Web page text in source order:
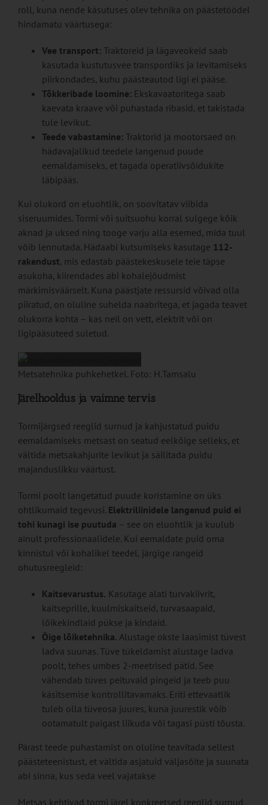
roll, kuna nende käsutuses olev tehnika on päästetöödel
hindamatu väärtusega:
Vee transport:Traktoreid ja lägaveokeid saab
kasutada kustutusvee transpordiks ja levitamiseks
piirkondades, kuhu päästeautod ligi ei pääse.
Tõkkeribade loomine:Ekskavaatoritega saab
kaevata kraave või puhastada ribasid, et takistada
tule levikut.
Teede vabastamine:Traktorid ja mootorsaed on
hädavajalikud teedele langenud puude
eemaldamiseks, et tagada operatiivsõidukite
läbipääs.
Kui olukord on eluohtlik, on soovitatav viibida
siseruumides. Tormi või suitsuohu korral sulgege kõik
aknad ja uksed ning tooge varju alla esemed, mida tuul
võib lennutada. Hädaabi kutsumiseks kasutage 112-
rakendust, mis edastab päästekeskusele teie täpse
asukoha, kiirendades abi kohalejõudmist
märkimisväärselt. Kuna päästjate ressursid võivad olla
piiratud, on oluline suhelda naabritega, et jagada teavet
olukorra kohta – kas neil on vett, elektrit või on
ligipääsuteed suletud.
Metsatehnika puhkehetkel. Foto: H.Tamsalu
Järelhooldus ja vaimne tervis
Tormijärgsed reeglid surnud ja kahjustatud puidu
eemaldamiseks metsast on seatud eelkõige selleks, et
vältida metsakahjurite levikut ja säilitada puidu
majanduslikku väärtust.
Tormi poolt langetatud puude koristamine on üks
ohtlikumaid tegevusi. Elektriliinidele langenud puid ei
tohi kunagi ise puutuda – see on eluohtlik ja kuulub
ainult professionaalidele. Kui eemaldate puid oma
kinnistul või kohalikel teedel, järgige rangeid
ohutusreegleid:
Kaitsevarustus. Kasutage alati turvakiivrit,
kaitseprille, kuulmiskaitseid, turvasaapaid,
lõikekindlaid pükse ja kindaid.
Õige lõiketehnika. Alustage okste laasimist tüvest
ladva suunas. Tüve tükeldamist alustage ladva
poolt, tehes umbes 2-meetrised pätid. See
vähendab tüves peituvaid pingeid ja teeb puu
käsitsemise kontrollitavamaks. Eriti ettevaatlik
tuleb olla tüveosa juures, kuna juurestik võib
ootamatult paigast liikuda või tagasi püsti tõusta.
Pärast teede puhastamist on oluline teavitada sellest
päästeteenistust, et vältida asjatuid väljasõite ja suunata
abi sinna, kus seda veel vajatakse
Metsas kehtivad tormi järel konkreetsed reeglid surnud